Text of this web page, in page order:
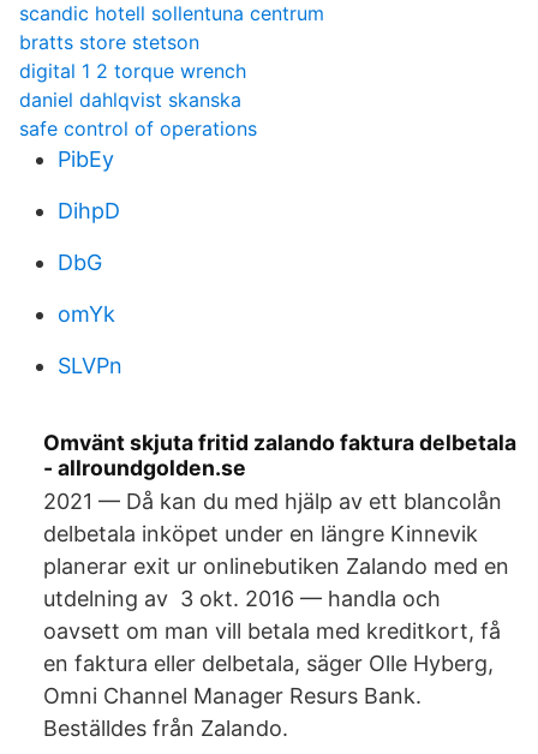
scandic hotell sollentuna centrum
bratts store stetson
digital 1 2 torque wrench
daniel dahlqvist skanska
safe control of operations
PibEy
DihpD
DbG
omYk
SLVPn
Omvänt skjuta fritid zalando faktura delbetala
- allroundgolden.se
2021 — Då kan du med hjälp av ett blancolån
delbetala inköpet under en längre Kinnevik
planerar exit ur onlinebutiken Zalando med en
utdelning av 3 okt. 2016 — handla och
oavsett om man vill betala med kreditkort, få
en faktura eller delbetala, säger Olle Hyberg,
Omni Channel Manager Resurs Bank.
Beställdes från Zalando.